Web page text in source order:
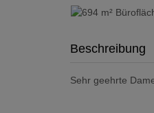
Beschreibung
Sehr geehrte